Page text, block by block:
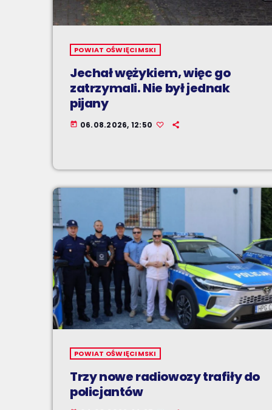
POWIAT OŚWIĘCIMSKI
Jechał wężykiem, więc go
zatrzymali. Nie był jednak
pijany
today 06.08.2026, 12:50
POWIAT OŚWIĘCIMSKI
Trzy nowe radiowozy trafiły do
policjantów